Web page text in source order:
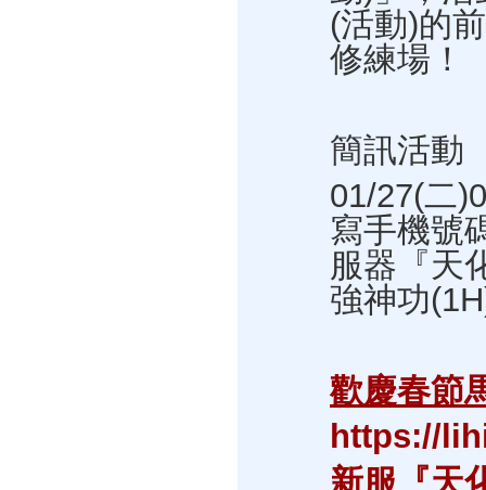
(活動)的
修練場！
簡訊活動
01/27(二
寫手機號
服器『天
強神功
歡慶春節
https://
新服『天